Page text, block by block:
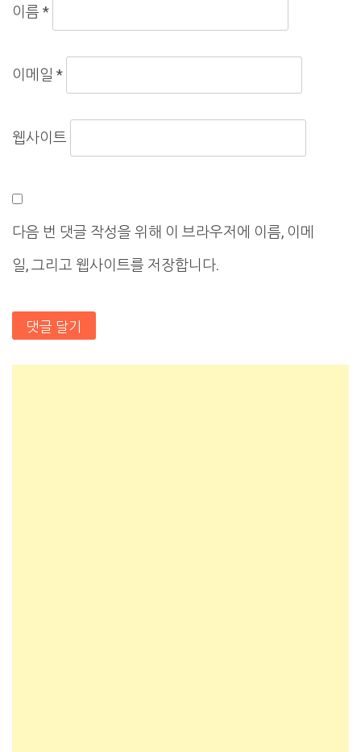
이름 *
이메일 *
웹사이트
다음 번 댓글 작성을 위해 이 브라우저에 이름, 이메
일, 그리고 웹사이트를 저장합니다.